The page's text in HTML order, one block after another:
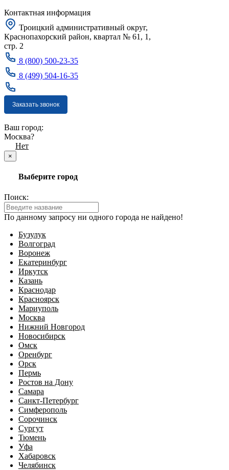
Контактная информация
Троицкий административный округ,
Краснопахорский район, квартал № 61, 1,
стр. 2
8 (800) 500-23-35
8 (499) 504-16-35
Заказать звонок
Ваш город:
Москва?
Нет
×
Выберите город
Поиск:
По данному запросу ни одного города не найдено!
Бузулук
Волгоград
Воронеж
Екатеринбург
Иркутск
Казань
Краснодар
Красноярск
Мариуполь
Москва
Нижний Новгород
Новосибирск
Омск
Оренбург
Орск
Пермь
Ростов на Дону
Самара
Санкт-Петербург
Симферополь
Сорочинск
Сургут
Тюмень
Уфа
Хабаровск
Челябинск